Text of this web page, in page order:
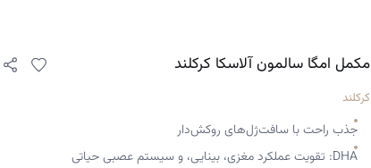
مکمل امگا سالمون آلاسکا کرکلند
کرکلند
جذب راحت با سافت‌ژل‌های روکش‌دار
DHA: تقویت عملکرد مغزی، بینایی، و سیستم عصبی حیاتی